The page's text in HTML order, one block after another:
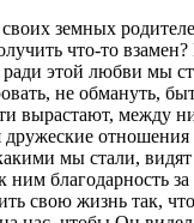
земных
что-то
этой любви мы
не обмануть,
вырастают, между
дружеские
мы стали, видят
благодарность за
свою жизнь так,